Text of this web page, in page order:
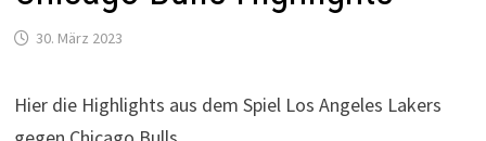
30. März 2023
Hier die Highlights aus dem Spiel Los Angeles Lakers